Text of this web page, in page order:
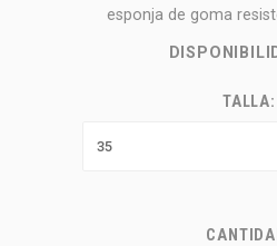
esponja de goma
TALLA: